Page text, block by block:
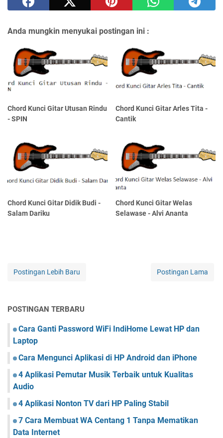
Anda mungkin menyukai postingan ini :
Chord Kunci Gitar Utusan Rindu
- SPIN
Chord Kunci Gitar Arles Tita -
Cantik
Chord Kunci Gitar Didik Budi -
Salam Dariku
Chord Kunci Gitar Welas
Selawase - Alvi Ananta
Postingan Lebih Baru Postingan Lama
POSTINGAN TERBARU
Cara Ganti Password WiFi IndiHome Lewat HP dan
Laptop
Cara Mengunci Aplikasi di HP Android dan iPhone
4 Aplikasi Pemutar Musik Terbaik untuk Kualitas
Audio
4 Aplikasi Nonton TV dari HP Paling Stabil
7 Cara Membuat WA Centang 1 Tanpa Mematikan
Data Internet